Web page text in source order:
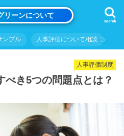
リーンについて
search
ンプル 人事評価について相談
人事評価制度
べき5つの問題点とは？